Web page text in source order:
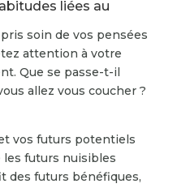
liées au
soin de vos pensées
attention à votre
Que se passe-t-il
allez vous coucher ?
vos futurs potentiels
futurs nuisibles
des futurs bénéfiques,